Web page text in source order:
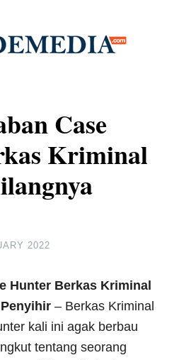
Case
Kriminal
2022
Hunter Berkas Kriminal
– Berkas Kriminal
kali ini agak berbau
tentang seorang